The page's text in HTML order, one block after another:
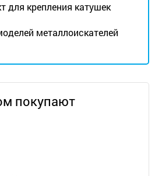
для крепления катушек
металлоискателей
покупают